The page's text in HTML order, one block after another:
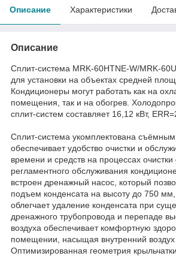
Описание Характеристики
Описание
Сплит-система MRK-60HTNE-W/MRK-
для установки на объектах средней
Кондиционеры могут работать как на
помещения, так и на обогрев.
сплит-систем составляет 16,12 кВт,
Сплит-система укомплектована
обеспечивает удобство очистки и
времени и средств на процессах
регламентного обслуживания
встроен дренажный насос, который
подъем конденсата на высоту до 750 мм,
облегчает удаление конденсата при
дренажного трубопровода и перепаде
воздуха обеспечивает комфортную
помещении, насыщая внутренний воздух
Оптимизированная геометрия